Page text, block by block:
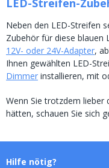
LED-Streifen-
Neben den LED-Streifen
Zubehör für diese blauen
12V- oder 24V-Adapter,
Ihnen gewählten LED-
Dimmer installieren, mit
Wenn Sie trotzdem lieber
hätten, schauen Sie sich
Hilfe nötig?